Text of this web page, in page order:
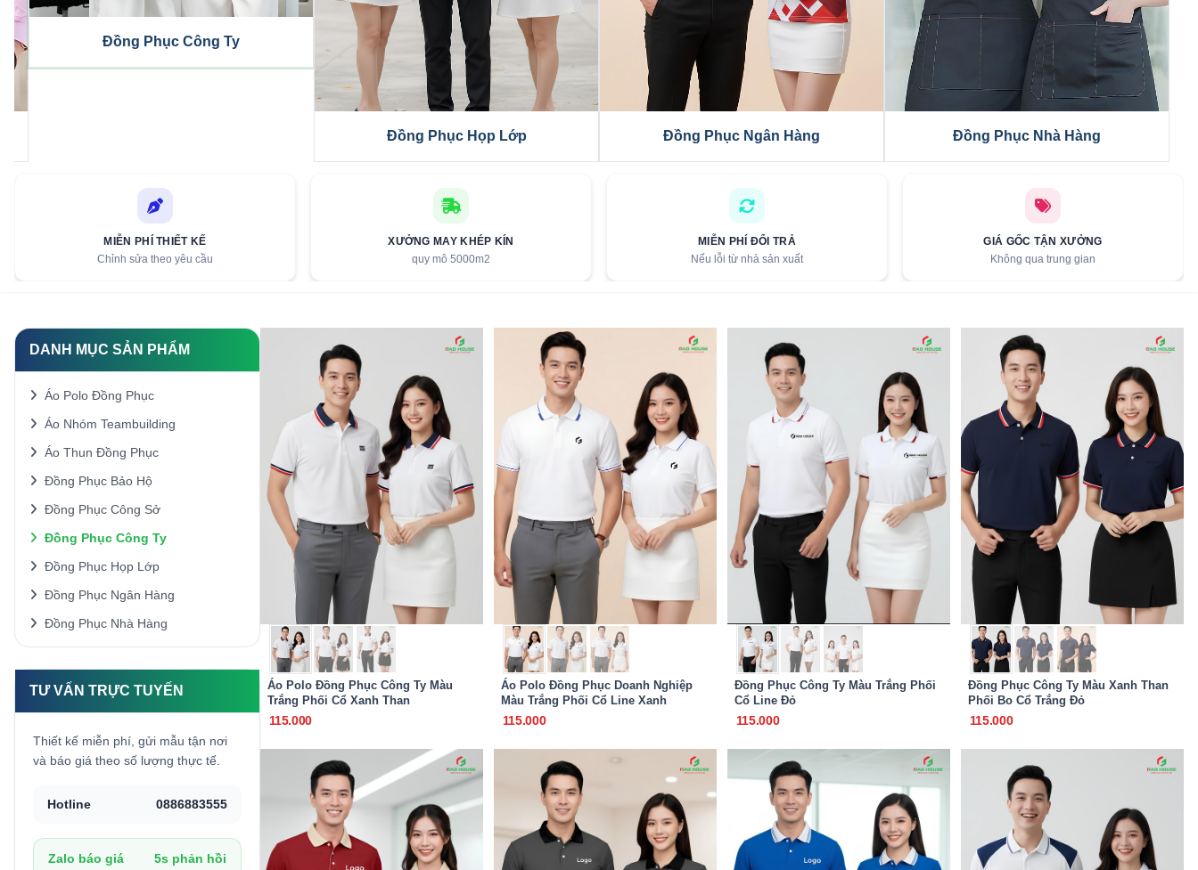
Áo Nhóm Teambuilding Áo Thun Đồng Phục Đồng Phục Bảo Hộ
MIỄN PHÍ THIẾT KẾ
Chỉnh sửa theo yêu cầu
XƯỞNG MAY KHÉP KÍN
quy mô 5000m2
MIỄN PHÍ ĐỔI TRẢ
Nếu lỗi từ nhà sản xuất
GIÁ GỐC TẬN XƯỞNG
Không qua trung gian
DANH MỤC SẢN PHẨM
Áo Polo Đồng Phục
Áo Nhóm Teambuilding
Áo Thun Đồng Phục
Đồng Phục Bảo Hộ
Đồng Phục Công Sở
Đồng Phục Công Ty
Đồng Phục Họp Lớp
Đồng Phục Ngân Hàng
Đồng Phục Nhà Hàng
TƯ VẤN TRỰC TUYẾN
Thiết kế miễn phí, gửi mẫu tận nơi
và báo giá theo số lượng thực tế.
Hotline 0886883555
Zalo báo giá 5s phản hồi
Áo Polo Đồng Phục Công Ty Màu
Trắng Phối Cổ Xanh Than
115.000
Áo Polo Đồng Phục Doanh Nghiệp
Màu Trắng Phối Cổ Line Xanh
115.000
Đồng Phục Công Ty Màu Trắng Phối
Cổ Line Đỏ
115.000
Đồng Phục Công Ty Màu Xanh Than
Phối Bo Cổ Trắng Đỏ
115.000